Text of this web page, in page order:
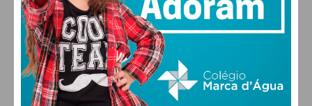
Reviravolta em Paços de Ferreira! A Juventude Pacense/Des
Compagnons garantiu o único bilhete português para a Final
Four da WSE Cup, após uma vitória esclarecedora por 8-4
frente ao Caldes (ESP).
O Filme do Jogo: Início frenético:
Joca Guimarães e Diogo Abreu deram vantagem, mas o
Caldes respondeu sempre à altura. Vantagem ao intervalo:
Filipe Flórido e o bis de Joca levaram o jogo para 4-2. Susto e
Glória: Após o empate a quatro golos na segunda parte, a J.